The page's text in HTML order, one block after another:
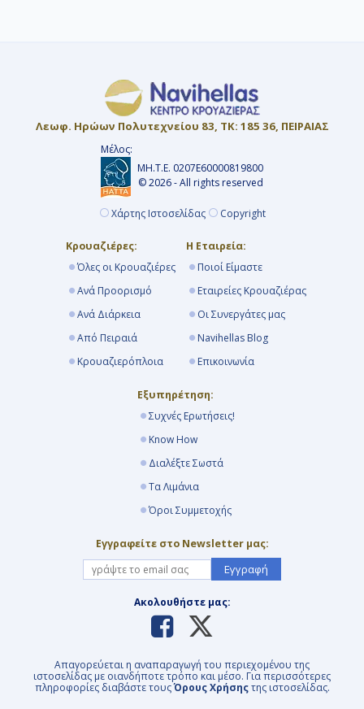
Λεωφ. Ηρώων Πολυτεχνείου 83, ΤΚ: 185 36, ΠΕΙΡΑΙΑΣ
Μέλος:
ΜΗ.Τ.Ε. 0207Ε60000819800
© 2026 - All rights reserved
Χάρτης Ιστοσελίδας Copyright
Κρουαζιέρες:
Όλες οι Κρουαζιέρες
Ανά Προορισμό
Ανά Διάρκεια
Από Πειραιά
Κρουαζιερόπλοια
Η Εταιρεία:
Ποιοί Είμαστε
Εταιρείες Κρουαζιέρας
Οι Συνεργάτες μας
Navihellas Blog
Επικοινωνία
Εξυπηρέτηση:
Συχνές Ερωτήσεις!
Know How
Διαλέξτε Σωστά
Τα Λιμάνια
Όροι Συμμετοχής
Εγγραφείτε στο Newsletter μας:
Εγγραφή
Ακολουθήστε μας:
Απαγορεύεται η αναπαραγωγή του περιεχομένου της
ιστοσελίδας με οιανδήποτε τρόπο και μέσο. Για περισσότερες
πληροφορίες διαβάστε τουςΌρους Χρήσηςτης ιστοσελίδας.